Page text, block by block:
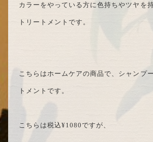
カラーをやっている方に色持ちやツヤを
トリートメントです。
こちらはホームケアの商品で、シャンプ
トメントです。
こちらは税込¥1080ですが、